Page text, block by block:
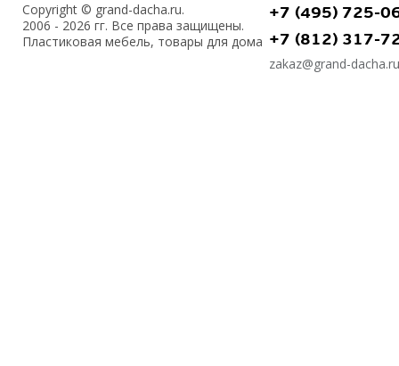
Copyright © grand-dacha.ru.
2006 - 2026 гг. Все права защищены.
Пластиковая мебель, товары для дома
+7 (495) 725-
+7 (812) 317-
zakaz@grand-dacha.ru